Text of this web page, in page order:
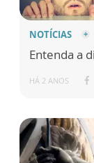
NOTÍCIAS
Entenda a
HÁ 2 ANOS